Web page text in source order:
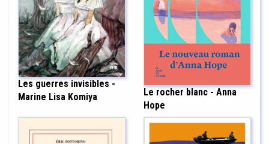
Les guerres invisibles -
Marine Lisa Komiya
Le rocher blanc - Anna
Hope